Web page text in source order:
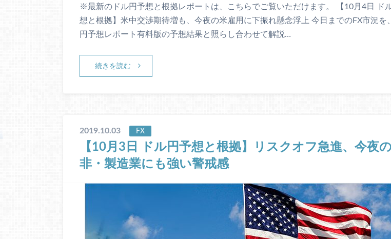
※最新のドル円予想と根拠レポートは、こちらでご覧いただけます。 【10月4日 ド
想と根拠】米中交渉期待増も、今夜の米雇用に下振れ懸念浮上 今日までのFX市況を
円予想レポート有料版の予想結果と照らし合わせて解説…
続きを読む
2019.10.03 FX
【10月3日 ドル円予想と根拠】リスクオフ急進、今夜
非・製造業にも強い警戒感